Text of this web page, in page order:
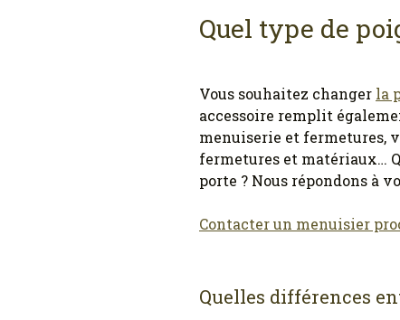
Quel type de
Vous souhaitez changer la
accessoire remplit
menuiserie et fermetures,
fermetures et matériaux…
porte ? Nous répondons à
Contacter un menuisier
Quelles différences